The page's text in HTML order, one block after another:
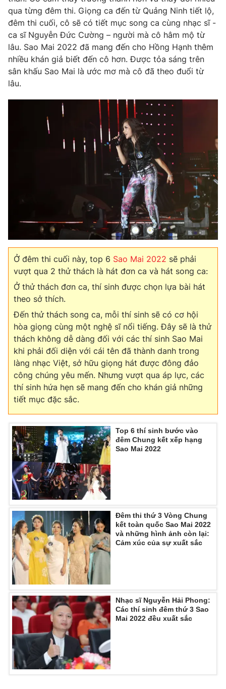
qua từng đêm thi. Giọng ca đến từ Quảng Ninh tiết lộ,
đêm thi cuối, cô sẽ có tiết mục song ca cùng nhạc sĩ -
ca sĩ Nguyễn Đức Cường – người mà cô hâm mộ từ
lâu. Sao Mai 2022 đã mang đến cho Hồng Hạnh thêm
nhiều khán giả biết đến cô hơn. Được tỏa sáng trên
sân khấu Sao Mai là ước mơ mà cô đã theo đuổi từ
lâu.
Ở đêm thi cuối này, top 6 Sao Mai 2022 sẽ phải
vượt qua 2 thử thách là hát đơn ca và hát song ca:
Ở thử thách đơn ca, thí sinh được chọn lựa bài hát
theo sở thích.
Đến thử thách song ca, mỗi thí sinh sẽ có cơ hội
hòa giọng cùng một nghệ sĩ nổi tiếng. Đây sẽ là thử
thách không dễ dàng đối với các thí sinh Sao Mai
khi phải đối diện với cái tên đã thành danh trong
làng nhạc Việt, sở hữu giọng hát được đông đảo
công chúng yêu mến. Nhưng vượt qua áp lực, các
thí sinh hứa hẹn sẽ mang đến cho khán giả những
tiết mục đặc sắc.
Top 6 thí sinh bước vào
đêm Chung kết xếp hạng
Sao Mai 2022
Đêm thi thứ 3 Vòng Chung
kết toàn quốc Sao Mai 2022
và những hình ảnh còn lại:
Cảm xúc của sự xuất sắc
Nhạc sĩ Nguyễn Hải Phong:
Các thí sinh đêm thứ 3 Sao
Mai 2022 đều xuất sắc